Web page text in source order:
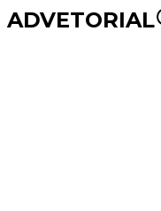
ADVETORIAL